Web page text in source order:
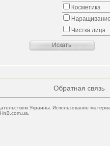
Косметика
Чистка лица
Обратная связь
Украины. Использование